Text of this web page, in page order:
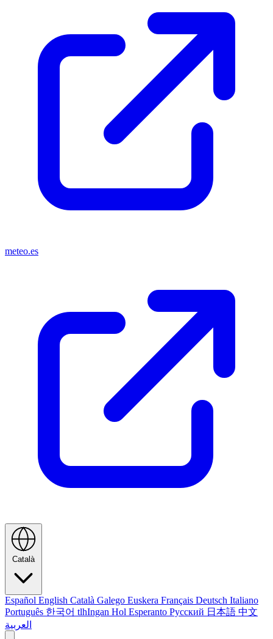
meteo.es
Català
Español English Català Galego Euskera Français Deutsch Italiano
Português 한국어 tlhIngan Hol Esperanto Русский 日本語 中文
العربية